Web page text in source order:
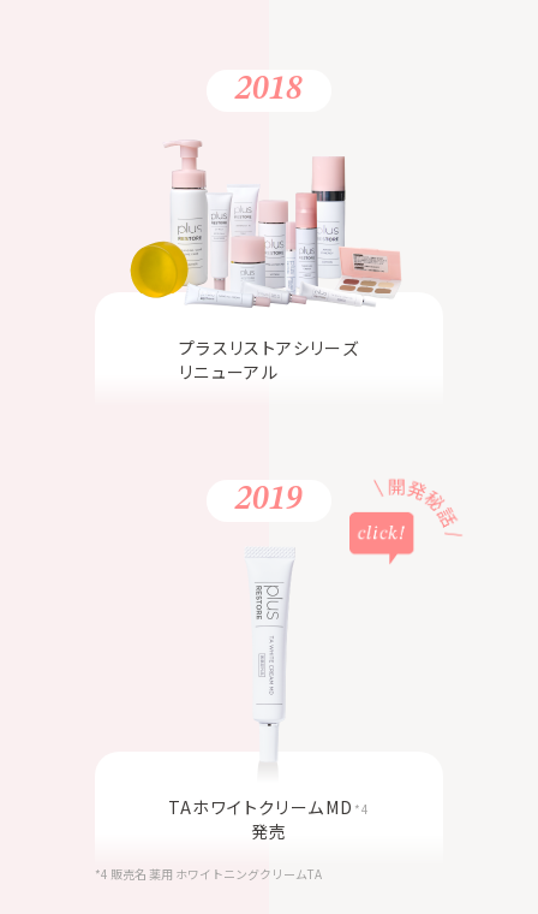
2018
プラスリストアシリーズ
リニューアル
2019
TAホワイトクリームMD *4
発売
*4 販売名 薬用 ホワイトニングクリームTA